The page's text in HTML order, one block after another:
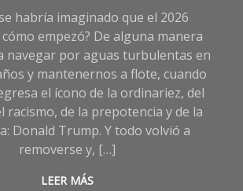
habría imaginado que el 2026
empezó? De alguna manera
navegar por aguas turbulentas en
y mantenernos a flote, cuando
el ícono de la ordinariez, del
racismo, de la prepotencia y de la
Donald Trump. Y todo volvió a
removerse y, […]
LEER MÁS